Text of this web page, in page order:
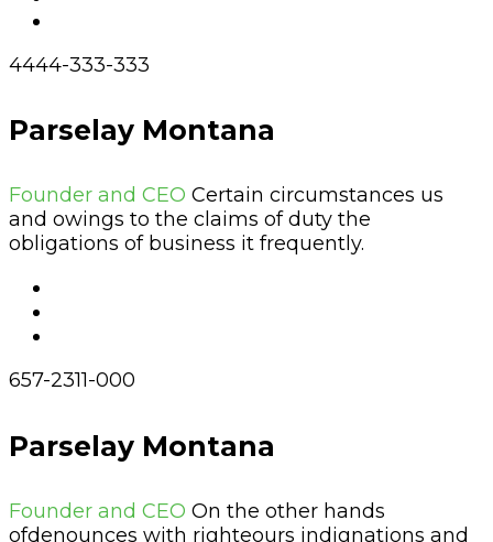
4444-333-333
Parselay Montana
Founder and CEO Certain circumstances us
and owings to the claims of duty the
obligations of business it frequently.
657-2311-000
Parselay Montana
Founder and CEO On the other hands
ofdenounces with righteours indignations and